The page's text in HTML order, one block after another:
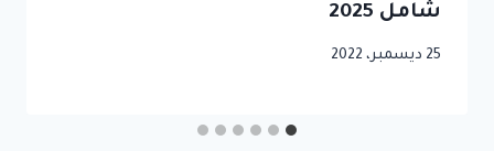
شامل 2025
25 ديسمبر، 2022